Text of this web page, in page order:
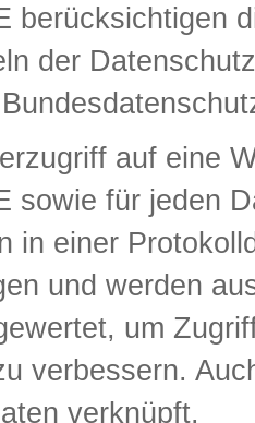
berücksichtigen
der
auf eine
sowie für jeden
in einer
und werden
um
verbessern.
verknüpft.